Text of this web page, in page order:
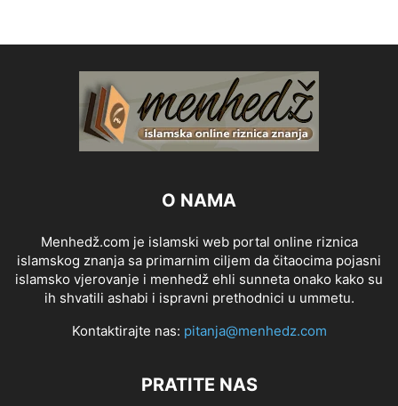
O NAMA
Menhedž.com je islamski web portal online riznica
islamskog znanja sa primarnim ciljem da čitaocima pojasni
islamsko vjerovanje i menhedž ehli sunneta onako kako su
ih shvatili ashabi i ispravni prethodnici u ummetu.
Kontaktirajte nas: pitanja@menhedz.com
PRATITE NAS